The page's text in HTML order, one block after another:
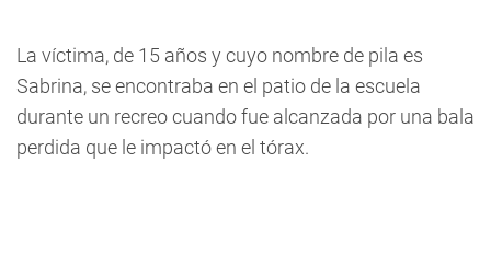
La víctima, de 15 años y cuyo nombre de pila es
Sabrina, se encontraba en el patio de la escuela
durante un recreo cuando fue alcanzada por una bala
perdida que le impactó en el tórax.